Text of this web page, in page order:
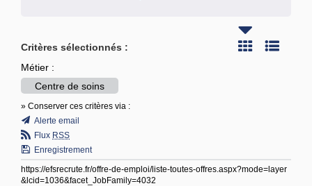
Critères sélectionnés :
Métier :
Centre de soins
» Conserver ces critères via :
Alerte email
Flux RSS
Enregistrement
https://efsrecrute.fr/offre-de-emploi/liste-toutes-offres.aspx?mode=layer
&lcid=1036&facet_JobFamily=4032